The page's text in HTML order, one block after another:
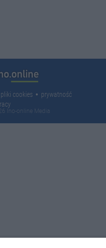
pliki cookies
prywatność
Ino-online Media